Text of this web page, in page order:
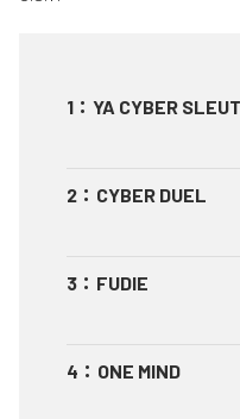
1 ： YA CYBER
2 ： CYBER DUEL
3 ： FUDIE
4 ： ONE MIND